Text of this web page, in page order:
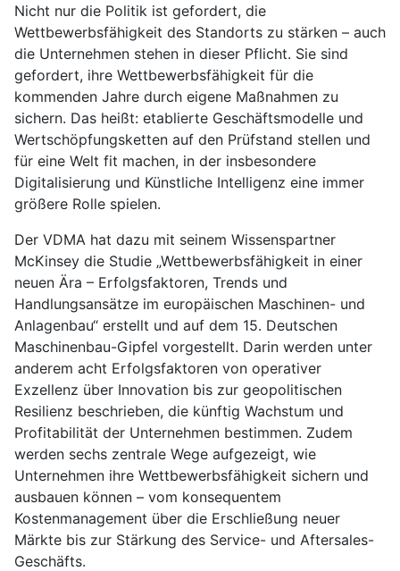
Nicht nur die Politik ist gefordert, die
Wettbewerbsfähigkeit des Standorts zu stärken – auch
die Unternehmen stehen in dieser Pflicht. Sie sind
gefordert, ihre Wettbewerbsfähigkeit für die
kommenden Jahre durch eigene Maßnahmen zu
sichern. Das heißt: etablierte Geschäftsmodelle und
Wertschöpfungsketten auf den Prüfstand stellen und
für eine Welt fit machen, in der insbesondere
Digitalisierung und Künstliche Intelligenz eine immer
größere Rolle spielen.
Der VDMA hat dazu mit seinem Wissenspartner
McKinsey die Studie „Wettbewerbsfähigkeit in einer
neuen Ära – Erfolgsfaktoren, Trends und
Handlungsansätze im europäischen Maschinen- und
Anlagenbau“ erstellt und auf dem 15. Deutschen
Maschinenbau-Gipfel vorgestellt. Darin werden unter
anderem acht Erfolgsfaktoren von operativer
Exzellenz über Innovation bis zur geopolitischen
Resilienz beschrieben, die künftig Wachstum und
Profitabilität der Unternehmen bestimmen. Zudem
werden sechs zentrale Wege aufgezeigt, wie
Unternehmen ihre Wettbewerbsfähigkeit sichern und
ausbauen können – vom konsequentem
Kostenmanagement über die Erschließung neuer
Märkte bis zur Stärkung des Service- und Aftersales-
Geschäfts.